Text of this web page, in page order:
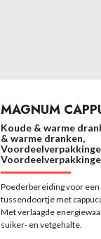
MAGNUM
Koude & warme
& warme dranken,
Poederbereiding voor
tussendoortje met
Met verlaagde
suiker- en vetgehalte.